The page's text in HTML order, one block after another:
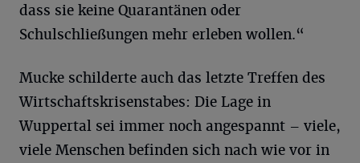
dass sie keine Quarantänen oder
Schulschließungen mehr erleben wollen.“
Mucke schilderte auch das letzte Treffen des
Wirtschaftskrisenstabes: Die Lage in
Wuppertal sei immer noch angespannt – viele,
viele Menschen befinden sich nach wie vor in